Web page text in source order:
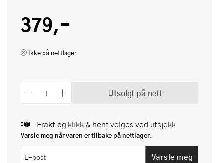
379,-
Ikke på nettlager
Utsolgt på nett
Frakt og klikk & hent velges ved utsjekk
Varsle meg når varen er tilbake på nettlager.
Varsle meg